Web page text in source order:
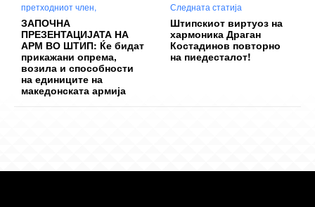
претходниот член,
ЗАПОЧНА
ПРЕЗЕНТАЦИЈАТА НА
АРМ ВО ШТИП: Ќе бидат
прикажани опрема,
возила и способности
на единиците на
македонската армија
Следната статија
Штипскиот виртуоз на
хармоника Драган
Костадинов повторно
на пиедесталот!